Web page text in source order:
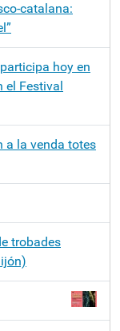
catalana:
hoy en
el Festival
a la venda totes
trobades